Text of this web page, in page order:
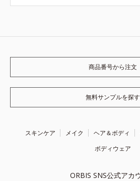
商品番号から注文
無料サンプルを探す
スキンケア メイク ヘア＆ボディ
ボディウェア
ORBIS SNS公式アカ